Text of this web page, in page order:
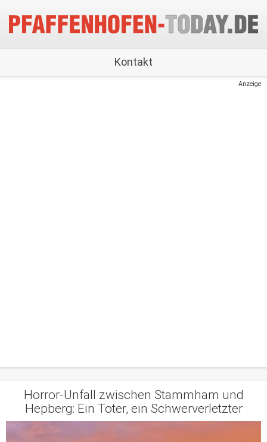
Kontakt
Anzeige
Horror-Unfall zwischen Stammham und
Hepberg: Ein Toter, ein Schwerverletzter